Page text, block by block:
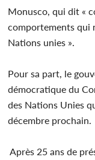
Monusco, qui dit «
comportements qui
Nations unies ».
Pour sa part, le
démocratique du
des Nations Unies
décembre prochain.
Après 25 ans de